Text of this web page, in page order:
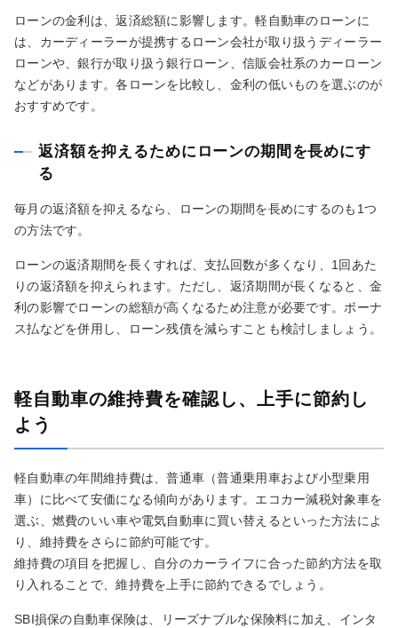
ローンの金利は、返済総額に影響します。軽自動車のローンに
は、カーディーラーが提携するローン会社が取り扱うディーラー
ローンや、銀行が取り扱う銀行ローン、信販会社系のカーローン
などがあります。各ローンを比較し、金利の低いものを選ぶのが
おすすめです。
返済額を抑えるためにローンの期間を長めにす
る
毎月の返済額を抑えるなら、ローンの期間を長めにするのも1つ
の方法です。
ローンの返済期間を長くすれば、支払回数が多くなり、1回あた
りの返済額を抑えられます。ただし、返済期間が長くなると、金
利の影響でローンの総額が高くなるため注意が必要です。ボーナ
ス払などを併用し、ローン残債を減らすことも検討しましょう。
軽自動車の維持費を確認し、上手に節約し
よう
軽自動車の年間維持費は、普通車（普通乗用車および小型乗用
車）に比べて安価になる傾向があります。エコカー減税対象車を
選ぶ、燃費のいい車や電気自動車に買い替えるといった方法によ
り、維持費をさらに節約可能です。
維持費の項目を把握し、自分のカーライフに合った節約方法を取
り入れることで、維持費を上手に節約できるでしょう。
SBI損保の自動車保険は、リーズナブルな保険料に加え、インタ